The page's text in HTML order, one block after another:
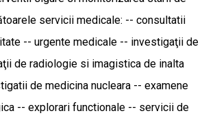
servicii medicale: -- consultatii
-- urgente medicale -- investigaţii de
de radiologie si imagistica de inalta
de medicina nucleara -- examene
-- explorari functionale -- servicii de